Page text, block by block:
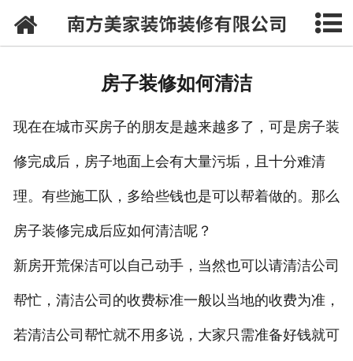
网站首页
联系我们
房子装修如何清洁
现在在城市买房子的朋友是越来越多了，可是房子装
修完成后，房子地面上会有大量污垢，且十分难清
理。有些施工队，多给些钱也是可以帮着做的。那么
房子装修完成后应如何清洁呢？
新房开荒保洁可以自己动手，当然也可以请清洁公司
帮忙，清洁公司的收费标准一般以当地的收费为准，
若清洁公司帮忙就不用多说，大家只需准备好钱就可